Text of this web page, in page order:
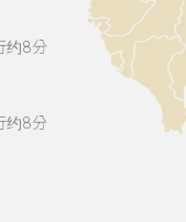
约8分
约8分